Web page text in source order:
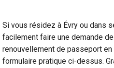
Si vous résidez à Évry ou dans
facilement faire une demande
renouvellement de passeport
formulaire pratique ci-dessus.